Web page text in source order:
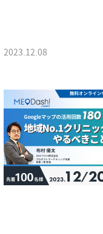
2023.12.08